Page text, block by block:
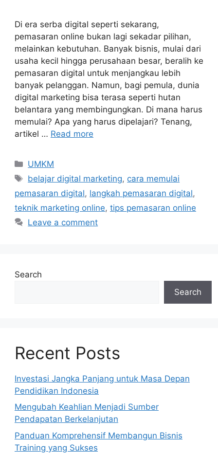
Di era serba digital seperti sekarang,
pemasaran online bukan lagi sekadar pilihan,
melainkan kebutuhan. Banyak bisnis, mulai dari
usaha kecil hingga perusahaan besar, beralih ke
pemasaran digital untuk menjangkau lebih
banyak pelanggan. Namun, bagi pemula, dunia
digital marketing bisa terasa seperti hutan
belantara yang membingungkan. Di mana harus
memulai? Apa yang harus dipelajari? Tenang,
artikel … Read more
UMKM
belajar digital marketing, cara memulai
pemasaran digital, langkah pemasaran digital,
teknik marketing online, tips pemasaran online
Leave a comment
Search
Search
Recent Posts
Investasi Jangka Panjang untuk Masa Depan
Pendidikan Indonesia
Mengubah Keahlian Menjadi Sumber
Pendapatan Berkelanjutan
Panduan Komprehensif Membangun Bisnis
Training yang Sukses